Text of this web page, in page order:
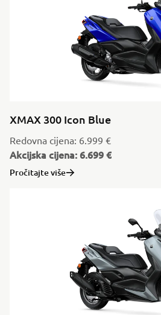
XMAX 300 Icon Blue
Redovna cijena: 6.999 €
Akcijska cijena: 6.699 €
Pročitajte više